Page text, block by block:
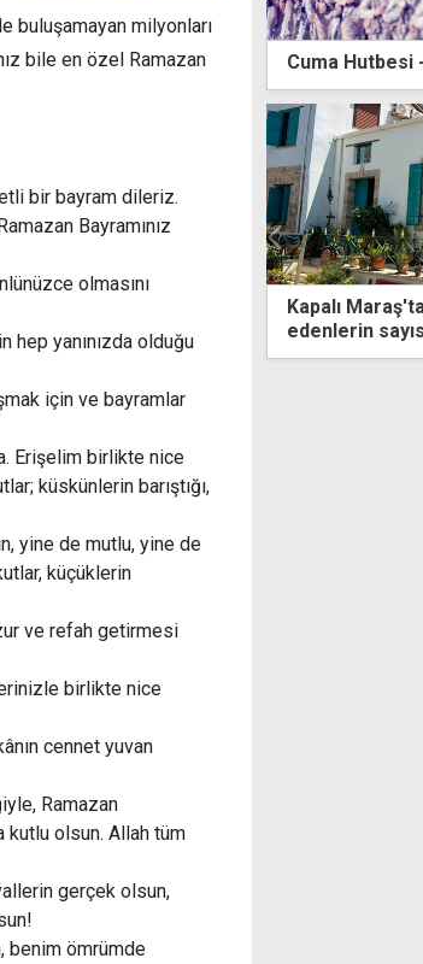
buluşamayan milyonları
bile en özel Ramazan
bir bayram dileriz.
Bayramınız
olmasını
hep yanınızda olduğu
için ve bayramlar
Erişelim birlikte nice
küskünlerin barıştığı,
yine de mutlu, yine de
küçüklerin
ve refah getirmesi
birlikte nice
cennet yuvan
Ramazan
kutlu olsun. Allah tüm
gerçek olsun,
benim ömrümde
Cuma Hutbesi
Kapalı Maraş'taki Bilal Ağa Mescidi'ni ziyaret
edenlerin sayısı 5 milyonu geçti